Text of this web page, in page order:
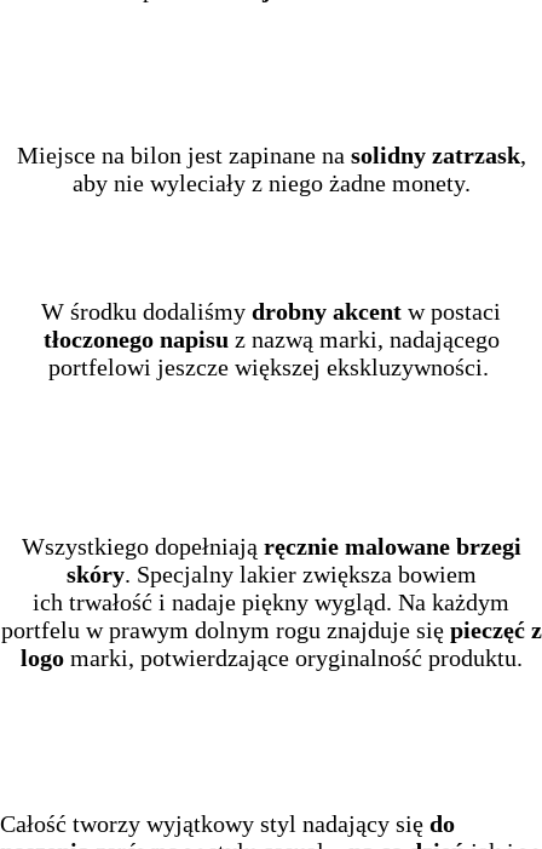
Miejsce na bilon jest zapinane na solidny zatrzask,
aby nie wyleciały z niego żadne monety.
W środku dodaliśmy drobny akcent w postaci
tłoczonego napisu z nazwą marki, nadającego
portfelowi jeszcze większej ekskluzywności.
Wszystkiego dopełniają ręcznie malowane brzegi
skóry. Specjalny lakier zwiększa bowiem
ich trwałość i nadaje piękny wygląd. Na każdym
portfelu w prawym dolnym rogu znajduje się pieczęć z
logomarki, potwierdzające oryginalność produktu.
Całość tworzy wyjątkowy styl nadający się do